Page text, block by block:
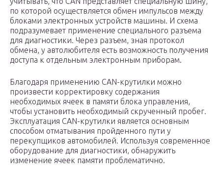
по которой осуществляется обмен импульсов между
блоками электронных устройств машины. И схема
подразумевает применение специального разъема
для диагностики. Через разъем, зная протокол
обмена, у автолюбителя есть возможность получения
доступа к отдельным электронным приборам.
Благодаря применению CAN-крутилки можно
произвести корректировку содержания
необходимых ячеек в памяти блока управления,
чтобы установить необходимый скрученный пробег.
Эксплуатация CAN-крутилки является основным
способом отматывания пройденного пути у
перекупщиков автомобилей. Используя современное
оборудование для диагностики, обнаружить
изменение ячеек памяти проблематично.